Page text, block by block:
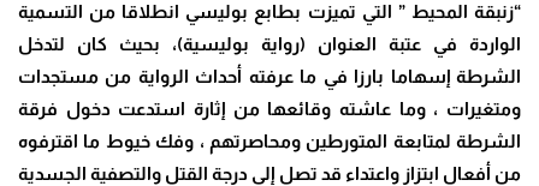
“زنبقة المحيط ” التي تميزت بطابع بوليسي انطلاقا من التسمية
الواردة في عتبة العنوان (رواية بوليسية)، بحيث كان لتدخل
الشرطة إسهاما بارزا في ما عرفته أحداث الرواية من مستجدات
ومتغيرات ، وما عاشته وقائعها من إثارة استدعت دخول فرقة
الشرطة لمتابعة المتورطين ومحاصرتهم ، وفك خيوط ما اقترفوه
من أفعال ابتزاز واعتداء قد تصل إلى درجة القتل والتصفية الجسدية